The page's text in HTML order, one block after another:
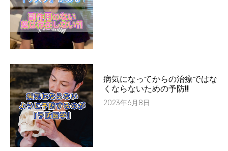
病気になってからの治療ではな
くならないための予防!!
2023年6月8日